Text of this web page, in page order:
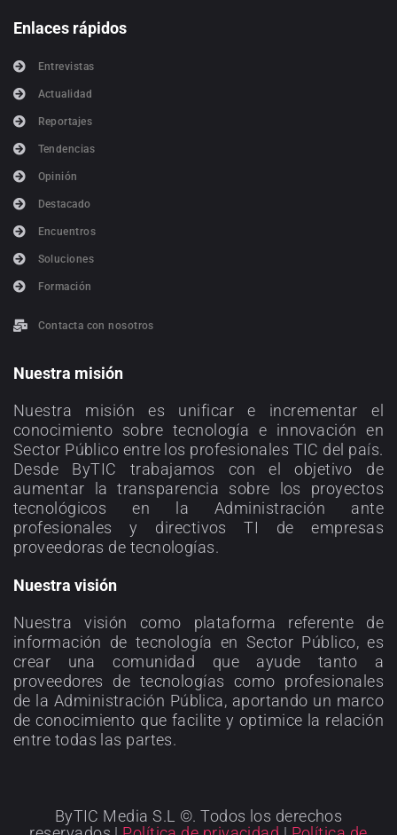
Enlaces rápidos
Entrevistas
Actualidad
Reportajes
Tendencias
Opinión
Destacado
Encuentros
Soluciones
Formación
Contacta con nosotros
Nuestra misión
Nuestra misión es unificar e incrementar el
conocimiento sobre tecnología e innovación en
Sector Público entre los profesionales TIC del país.
Desde ByTIC trabajamos con el objetivo de
aumentar la transparencia sobre los proyectos
tecnológicos en la Administración ante
profesionales y directivos TI de empresas
proveedoras de tecnologías.
Nuestra visión
Nuestra visión como plataforma referente de
información de tecnología en Sector Público, es
crear una comunidad que ayude tanto a
proveedores de tecnologías como profesionales
de la Administración Pública, aportando un marco
de conocimiento que facilite y optimice la relación
entre todas las partes.
ByTIC Media S.L ©. Todos los derechos